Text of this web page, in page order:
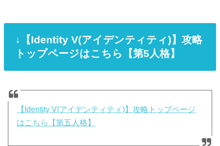
↓【Identity V(アイデンティティ)】攻略
トップページはこちら【第5人格】
【Identity V(アイデンティティ)】攻略トップページ
はこちら【第五人格】